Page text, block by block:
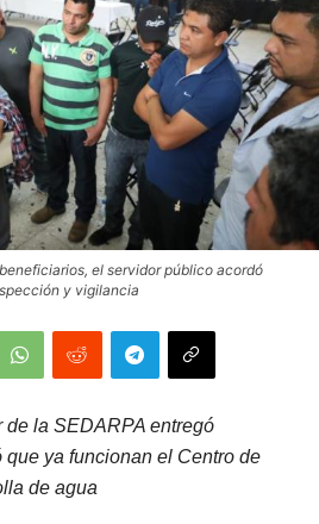
el servidor público acordó
y vigilancia
de la SEDARPA entregó
ya funcionan el Centro de
de agua